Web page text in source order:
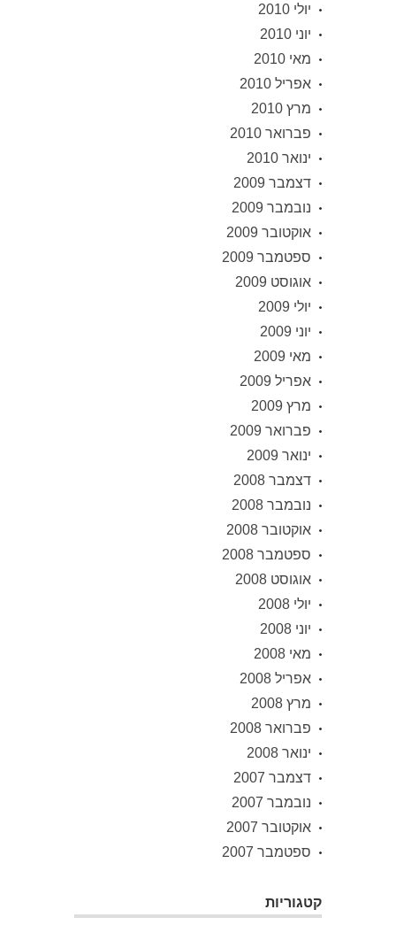
יולי 2010
יוני 2010
מאי 2010
אפריל 2010
מרץ 2010
פברואר 2010
ינואר 2010
דצמבר 2009
נובמבר 2009
אוקטובר 2009
ספטמבר 2009
אוגוסט 2009
יולי 2009
יוני 2009
מאי 2009
אפריל 2009
מרץ 2009
פברואר 2009
ינואר 2009
דצמבר 2008
נובמבר 2008
אוקטובר 2008
ספטמבר 2008
אוגוסט 2008
יולי 2008
יוני 2008
מאי 2008
אפריל 2008
מרץ 2008
פברואר 2008
ינואר 2008
דצמבר 2007
נובמבר 2007
אוקטובר 2007
ספטמבר 2007
קטגוריות